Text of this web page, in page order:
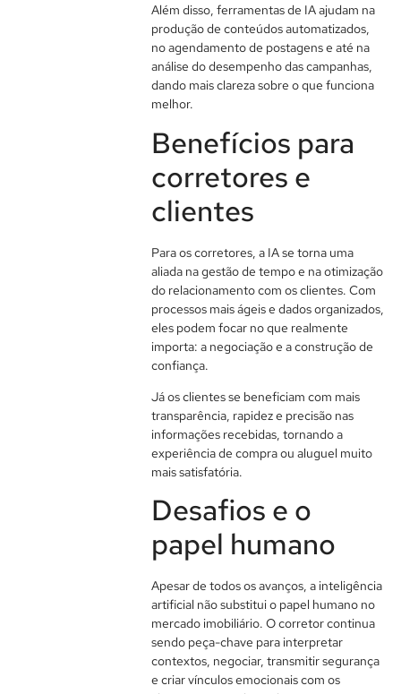
Além disso, ferramentas de IA ajudam na
produção de conteúdos automatizados,
no agendamento de postagens e até na
análise do desempenho das campanhas,
dando mais clareza sobre o que funciona
melhor.
Benefícios para
corretores e
clientes
Para os corretores, a IA se torna uma
aliada na gestão de tempo e na otimização
do relacionamento com os clientes. Com
processos mais ágeis e dados organizados,
eles podem focar no que realmente
importa: a negociação e a construção de
confiança.
Já os clientes se beneficiam com mais
transparência, rapidez e precisão nas
informações recebidas, tornando a
experiência de compra ou aluguel muito
mais satisfatória.
Desafios e o
papel humano
Apesar de todos os avanços, a inteligência
artificial não substitui o papel humano no
mercado imobiliário. O corretor continua
sendo peça-chave para interpretar
contextos, negociar, transmitir segurança
e criar vínculos emocionais com os